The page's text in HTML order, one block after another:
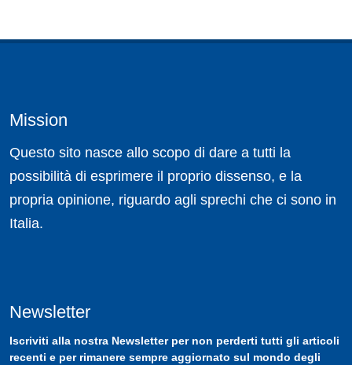
Mission
Questo sito nasce allo scopo di dare a tutti la
possibilità di esprimere il proprio dissenso, e la
propria opinione, riguardo agli sprechi che ci sono in
Italia.
Newsletter
Iscriviti alla nostra Newsletterper non perderti tutti gli articoli
recenti e per rimanere sempre aggiornato sul mondo degli